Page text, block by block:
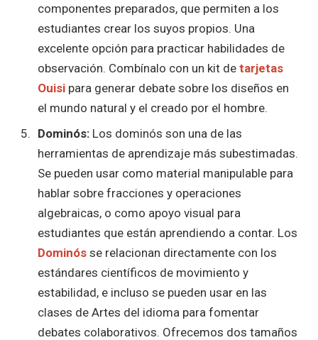
componentes preparados, que permiten a los
estudiantes crear los suyos propios. Una
excelente opción para practicar habilidades de
observación. Combínalo con un kit de tarjetas
Ouisipara generar debate sobre los diseños en
el mundo natural y el creado por el hombre.
Dominós: Los dominós son una de las
herramientas de aprendizaje más subestimadas.
Se pueden usar como material manipulable para
hablar sobre fracciones y operaciones
algebraicas, o como apoyo visual para
estudiantes que están aprendiendo a contar. Los
Dominósse relacionan directamente con los
estándares científicos de movimiento y
estabilidad, e incluso se pueden usar en las
clases de Artes del idioma para fomentar
debates colaborativos. Ofrecemos dos tamaños